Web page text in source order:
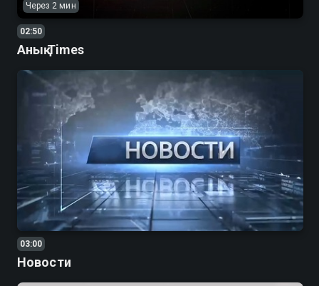
Через 2 мин
02:50
Анық Times
03:00
Новости